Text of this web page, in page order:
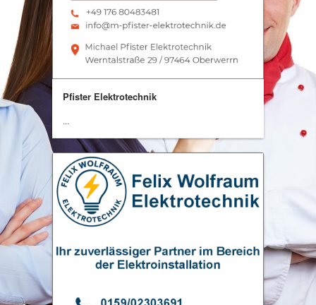
Pfister Elektrotechnik
...